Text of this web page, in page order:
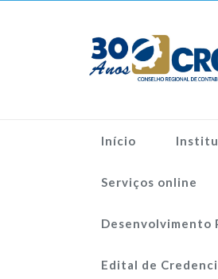
Início
Serviços online
Desenvolvimento
Edital de